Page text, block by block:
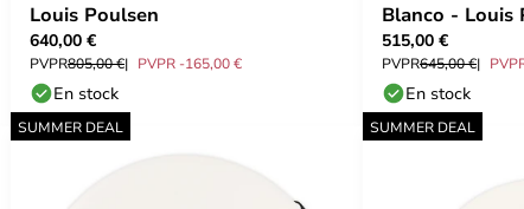
Louis Poulsen
640,00 €
PVPR805,00 € PVPR -165,00 €
En stock
Blanco - Louis
515,00 €
PVPR645,00 €
En stock
SUMMER DEAL SUMMER DEAL